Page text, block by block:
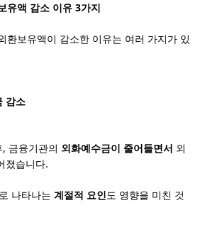
유액 감소 이유 3가지
환보유액이 감소한 이유는 여러 가지가 있
감소
금융기관의 외화예수금이 줄어들면서 외
졌습니다.
나타나는 계절적 요인도 영향을 미친 것